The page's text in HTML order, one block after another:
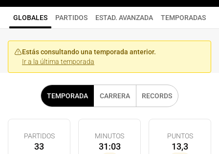
GLOBALES PARTIDOS ESTAD. AVANZADA TEMPORADAS
Estás consultando una temporada anterior.
Ir a la última temporada
TEMPORADA CARRERA RECORDS
PARTIDOS
33
MINUTOS
31:03
PUNTOS
13,3